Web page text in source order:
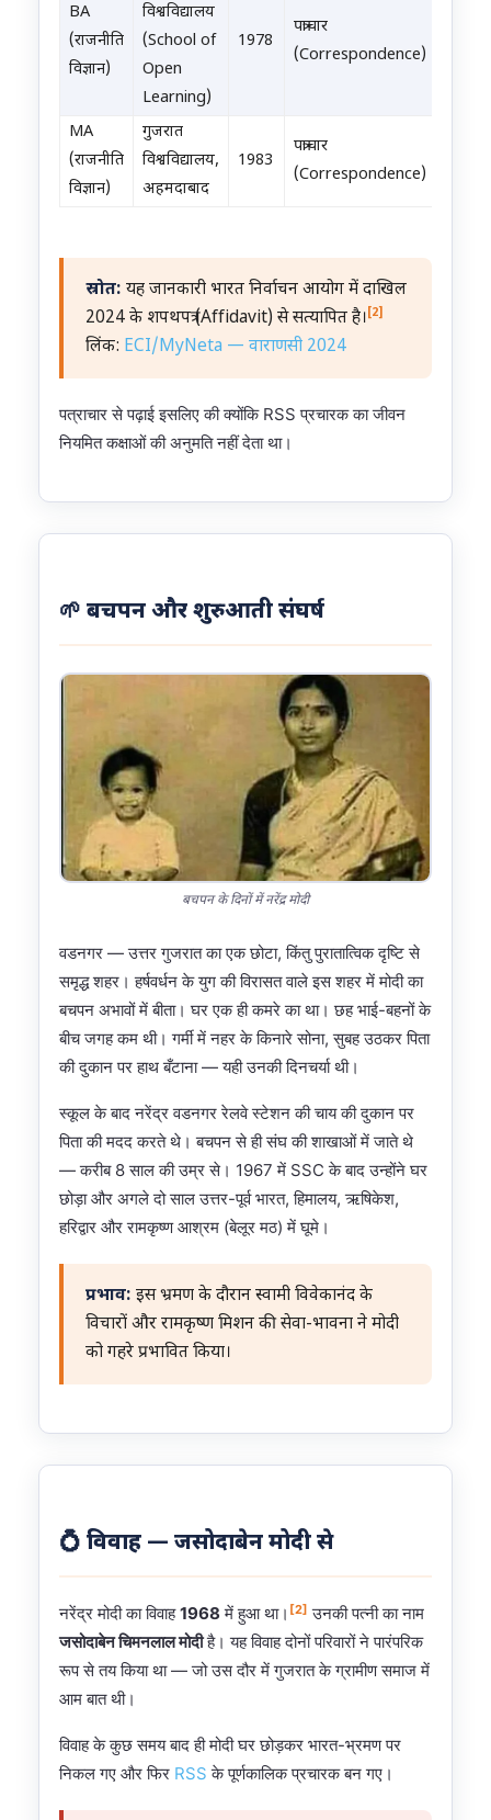
BA
(राजनीति
विज्ञान)
विश्वविद्यालय
(School of
Open
Learning)
1978
पत्राचार
(Correspondence)
MA
(राजनीति
विज्ञान)
गुजरात
विश्वविद्यालय,
अहमदाबाद
1983
पत्राचार
(Correspondence)
स्रोत: यह जानकारी भारत निर्वाचन आयोग में दाखिल
2024 के शपथपत्र (Affidavit) से सत्यापित है। [2]
लिंक: ECI/MyNeta — वाराणसी 2024
पत्राचार से पढ़ाई इसलिए की क्योंकि RSS प्रचारक का जीवन
नियमित कक्षाओं की अनुमति नहीं देता था।
🌱 बचपन और शुरुआती संघर्ष
बचपन के दिनों में नरेंद्र मोदी
वडनगर — उत्तर गुजरात का एक छोटा, किंतु पुरातात्विक दृष्टि से
समृद्ध शहर। हर्षवर्धन के युग की विरासत वाले इस शहर में मोदी का
बचपन अभावों में बीता। घर एक ही कमरे का था। छह भाई-बहनों के
बीच जगह कम थी। गर्मी में नहर के किनारे सोना, सुबह उठकर पिता
की दुकान पर हाथ बँटाना — यही उनकी दिनचर्या थी।
स्कूल के बाद नरेंद्र वडनगर रेलवे स्टेशन की चाय की दुकान पर
पिता की मदद करते थे। बचपन से ही संघ की शाखाओं में जाते थे
— करीब 8 साल की उम्र से। 1967 में SSC के बाद उन्होंने घर
छोड़ा और अगले दो साल उत्तर-पूर्व भारत, हिमालय, ऋषिकेश,
हरिद्वार और रामकृष्ण आश्रम (बेलूर मठ) में घूमे।
प्रभाव: इस भ्रमण के दौरान स्वामी विवेकानंद के
विचारों और रामकृष्ण मिशन की सेवा-भावना ने मोदी
को गहरे प्रभावित किया।
💍 विवाह — जसोदाबेन मोदी से
नरेंद्र मोदी का विवाह1968 में हुआ था। [2] उनकी पत्नी का नाम
जसोदाबेन चिमनलाल मोदीहै। यह विवाह दोनों परिवारों ने पारंपरिक
रूप से तय किया था — जो उस दौर में गुजरात के ग्रामीण समाज में
आम बात थी।
विवाह के कुछ समय बाद ही मोदी घर छोड़कर भारत-भ्रमण पर
निकल गए और फिर RSS के पूर्णकालिक प्रचारक बन गए।